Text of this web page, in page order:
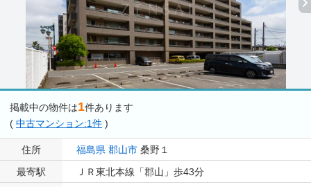
掲載中の物件は1件あります
( 中古マンション:1件 )
住所 福島県 郡山市 桑野１
最寄駅
ＪＲ東北本線「郡山」歩43分